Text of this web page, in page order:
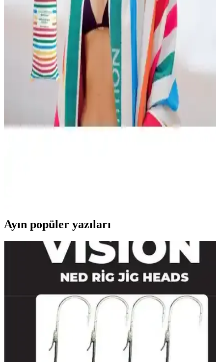
Peştamal ve Havlu Seçiminde Dikkat Edilmesi
Gerekenler: Özellikler ve Kullanım Alanları
İki farklı peştamal ve havlu ürününü detaylı karşılaştırıyoruz.
Kullanım alanları, malzeme özellikleri ve kullanıcı yorumlarıyla en
uygun seçimi yapmanıza yardımcı oluyoruz.
Çevre Dostu Plaj Havluları Karşılaştırması: Green
Petition Delmor Fit ve Maris Ruby
İki popüler çevre dostu plaj havlusunu karşılaştırıyoruz.
Sürdürülebilirlik, kullanım kolaylığı ve özellikleriyle öne çıkan
ürünler hakkında detaylar.
Ayın popüler yazıları